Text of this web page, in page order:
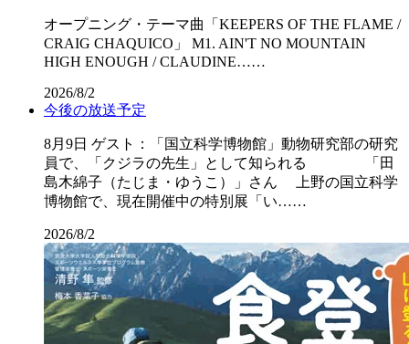
オープニング・テーマ曲「KEEPERS OF THE FLAME /
CRAIG CHAQUICO」 M1. AIN'T NO MOUNTAIN
HIGH ENOUGH / CLAUDINE……
2026/8/2
今後の放送予定
8月9日 ゲスト：「国立科学博物館」動物研究部の研究
員で、「クジラの先生」として知られる 「田
島木綿子（たじま・ゆうこ）」さん 上野の国立科学
博物館で、現在開催中の特別展「い……
2026/8/2